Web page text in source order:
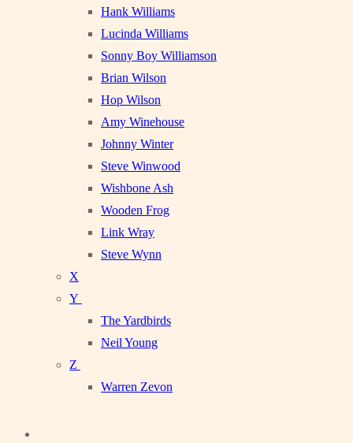
Hank Williams
Lucinda Williams
Sonny Boy Williamson
Brian Wilson
Hop Wilson
Amy Winehouse
Johnny Winter
Steve Winwood
Wishbone Ash
Wooden Frog
Link Wray
Steve Wynn
X
Y
The Yardbirds
Neil Young
Z
Warren Zevon